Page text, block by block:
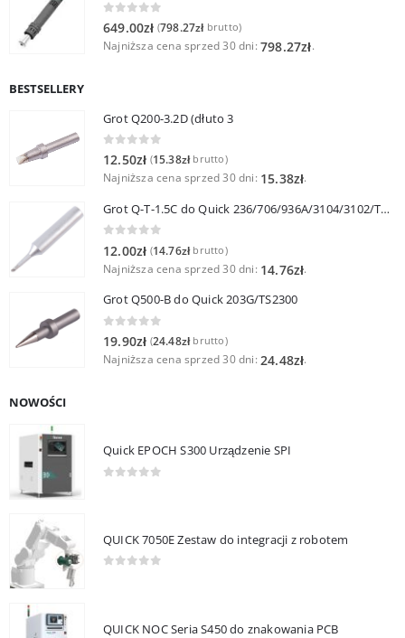
649.00zł (798.27złbrutto)
Najniższa cena sprzed 30 dni: 798.27zł.
BESTSELLERY
Grot Q200-3.2D (dłuto 3
0out of 5
12.50zł (15.38złbrutto)
Najniższa cena sprzed 30 dni: 15.38zł.
Grot Q-T-1.5C do Quick 236/706/936A/3104/3102/TS1100
12.00zł (14.76złbrutto)
Najniższa cena sprzed 30 dni: 14.76zł.
Grot Q500-B do Quick 203G/TS2300
0out of 5
19.90zł (24.48złbrutto)
Najniższa cena sprzed 30 dni: 24.48zł.
NOWOŚCI
Quick EPOCH S300 Urządzenie SPI
QUICK 7050E Zestaw do integracji z robotem
QUICK NOC Seria S450 do znakowania PCB